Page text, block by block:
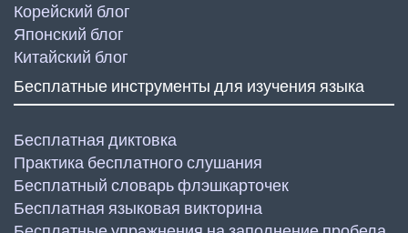
Корейский блог
Японский блог
Китайский блог
Бесплатные инструменты для изучения языка
Бесплатная диктовка
Практика бесплатного слушания
Бесплатный словарь флэшкарточек
Бесплатная языковая викторина